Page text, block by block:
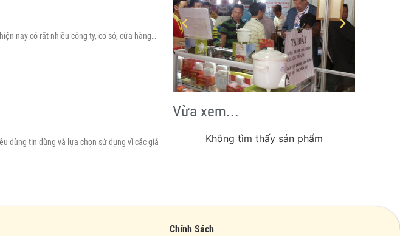
nay có rất nhiều công ty, cơ sở, cửa hàng…
dùng tin dùng và lựa chọn sử dụng vì các giá
Vừa xem...
Không tìm thấy sản phẩm
Chính Sách